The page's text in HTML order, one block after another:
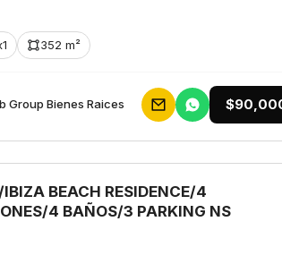
352 m²
Group Bienes Raices
IBIZA BEACH RESIDENCE/4
4 BAÑOS/3 PARKING NS